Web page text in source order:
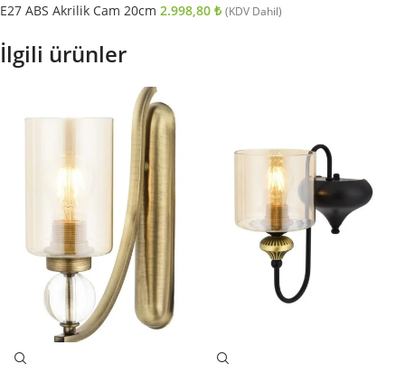
E27 ABS Akrilik Cam 20cm 2.998,80 ₺ (KDV Dahil)
İlgili ürünler